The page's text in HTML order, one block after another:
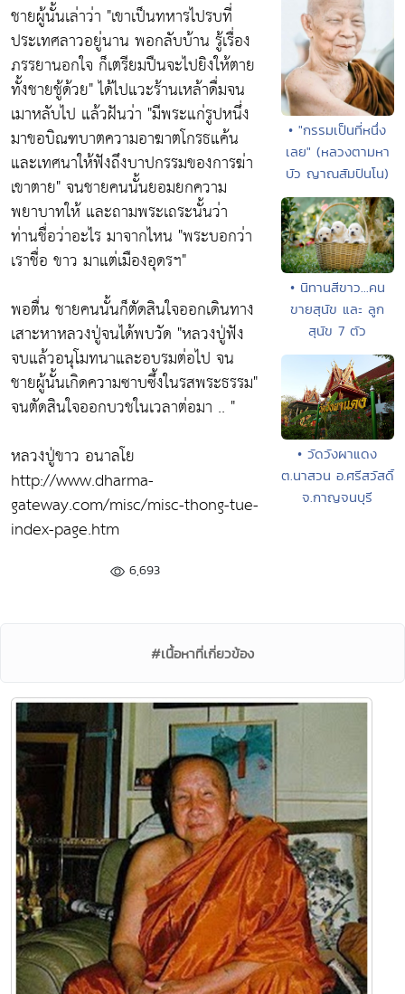
ชายผู้นั้นเล่าว่า "เขาเป็นทหารไปรบที่
ประเทศลาวอยู่นาน พอกลับบ้าน รู้เรื่อง
ภรรยานอกใจ ก็เตรียมปืนจะไปยิงให้ตาย
ทั้งชายชู้ด้วย"ได้ไปแวะร้านเหล้าดื่มจน
เมาหลับไป แล้วฝันว่า "มีพระแก่รูปหนึ่ง
มาขอบิณฑบาตความอาฆาตโกรธแค้น
และเทศนาให้ฟังถึงบาปกรรมของการฆ่า
เขาตาย"จนชายคนนั้นยอมยกความ
พยาบาทให้ และถามพระเถระนั้นว่า
ท่านชื่อว่าอะไร มาจากไหน "พระบอกว่า
เราชื่อ ขาว มาแต่เมืองอุดรฯ"
พอตื่น ชายคนนั้นก็ตัดสินใจออกเดินทาง
เสาะหาหลวงปู่จนได้พบวัด "หลวงปู่ฟัง
จบแล้วอนุโมทนาและอบรมต่อไป จน
ชายผู้นั้นเกิดความซาบซึ้งในรสพระธรรม"
จนตัดสินใจออกบวชในเวลาต่อมา .. "
หลวงปู่ขาว อนาลโย
http://www.dharma-
gateway.com/misc/misc-thong-tue-
index-page.htm
6,693
• "กรรมเป็นที่หนึ่ง
เลย" (หลวงตามหา
บัว ญาณสัมปันโน)
• นิทานสีขาว...คน
ขายสุนัข และ ลูก
สุนัข 7 ตัว
• วัดวังผาแดง
ต.นาสวน อ.ศรีสวัสดิ์
จ.กาญจนบุรี
#เนื้อหาที่เกี่ยวข้อง